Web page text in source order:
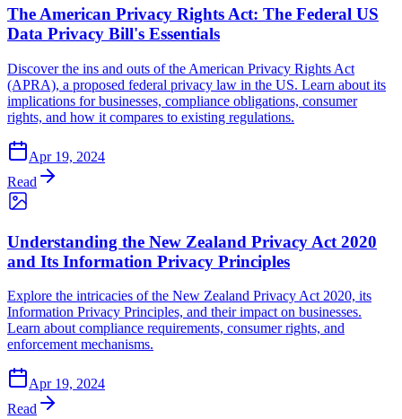
The American Privacy Rights Act: The Federal US
Data Privacy Bill's Essentials
Discover the ins and outs of the American Privacy Rights Act
(APRA), a proposed federal privacy law in the US. Learn about its
implications for businesses, compliance obligations, consumer
rights, and how it compares to existing regulations.
Apr 19, 2024
Read
Understanding the New Zealand Privacy Act 2020
and Its Information Privacy Principles
Explore the intricacies of the New Zealand Privacy Act 2020, its
Information Privacy Principles, and their impact on businesses.
Learn about compliance requirements, consumer rights, and
enforcement mechanisms.
Apr 19, 2024
Read